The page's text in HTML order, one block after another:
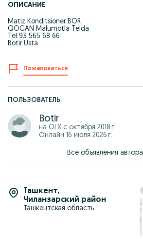
ОПИСАНИЕ
Matiz Konditsioner BOR
QOGAN Malumotla Telda
Tel 93 565 68 66
Botir Usta
Пожаловаться
ПОЛЬЗОВАТЕЛЬ
Botir
на OLX с октября 2018 г.
Онлайн 16 июля 2026 г.
Все объявления автора
Ташкент,
Чиланзарский район
Ташкентская область